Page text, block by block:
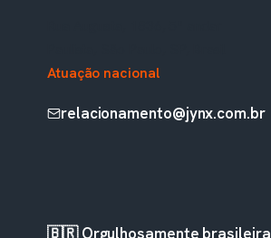
Atuação nacional
relacionamento@jynx.com.br
🇧🇷 Orgulhosamente brasileira